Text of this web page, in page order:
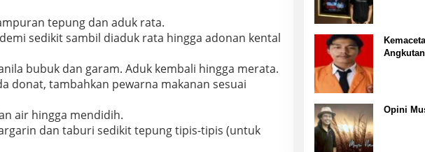
tepung dan aduk rata.
sedikit sambil diaduk rata hingga adonan kental
bubuk dan garam. Aduk kembali hingga merata.
donat, tambahkan pewarna makanan sesuai
air hingga mendidih.
dan taburi sedikit tepung tipis-tipis (untuk
Opini